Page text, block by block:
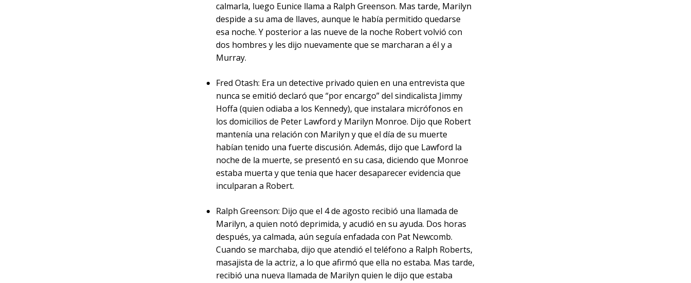
calmarla, luego Eunice llama a Ralph Greenson. Mas tarde, Marilyn
despide a su ama de llaves, aunque le había permitido quedarse
esa noche. Y posterior a las nueve de la noche Robert volvió con
dos hombres y les dijo nuevamente que se marcharan a él y a
Murray.
Fred Otash: Era un detective privado quien en una entrevista que
nunca se emitió declaró que “por encargo” del sindicalista Jimmy
Hoffa (quien odiaba a los Kennedy), que instalara micrófonos en
los domicilios de Peter Lawford y Marilyn Monroe. Dijo que Robert
mantenía una relación con Marilyn y que el día de su muerte
habían tenido una fuerte discusión. Además, dijo que Lawford la
noche de la muerte, se presentó en su casa, diciendo que Monroe
estaba muerta y que tenia que hacer desaparecer evidencia que
inculparan a Robert.
Ralph Greenson: Dijo que el 4 de agosto recibió una llamada de
Marilyn, a quien notó deprimida, y acudió en su ayuda. Dos horas
después, ya calmada, aún seguía enfadada con Pat Newcomb.
Cuando se marchaba, dijo que atendió el teléfono a Ralph Roberts,
masajista de la actriz, a lo que afirmó que ella no estaba. Mas tarde,
recibió una nueva llamada de Marilyn quien le dijo que estaba